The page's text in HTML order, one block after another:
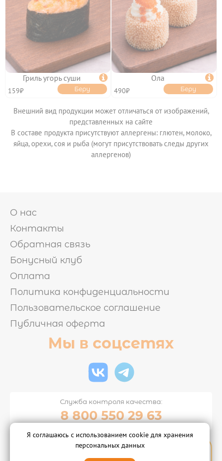
УСЛОВИЯ ДОСТАВКИ
ОПЛАТА
КЭШБЭК
ПОЛИТИКА
КОНФИДЕНЦИАЛЬНОСТИ
ПОЛЬЗОВАТЕЛЬСКОЕ
СОГЛАШЕНИЕ
ПУБЛИЧНАЯ ОФЕРТА
ФРАНШИЗА
Гриль угорь суши 
159₽ Беру
Ола 
490₽ Беру
Внешний вид продукции может отличаться от изображений,
представленных на сайте
В составе продукта присутствуют аллергены: глютен, молоко,
яйца, орехи, соя и рыба (могут присутствовать следы других
аллергенов)
О нас
Контакты
Обратная связь
Бонусный клуб
Оплата
Политика конфиденциальности
Пользовательское соглашение
Публичная оферта
Мы в соцсетях
Служба контроля качества:
8 800 550 29 63
© 2015-2026 "Суши-бар Тунец"
Я соглашаюсь с использованием cookie для хранения
персональных данных